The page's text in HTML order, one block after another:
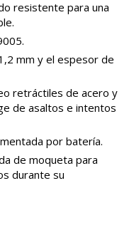
resistente para una
mm y el espesor de
retráctiles de acero y
de asaltos e intentos
por batería.
de moqueta para
durante su